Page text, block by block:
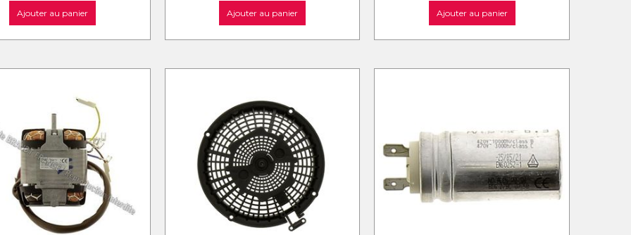
Ajouter au panier Ajouter au panier Ajouter au panier